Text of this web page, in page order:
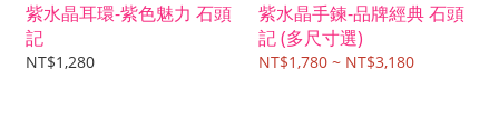
紫水晶耳環-紫色魅力 石頭
記
NT$1,280
紫水晶手鍊-品牌經典 石頭
記 (多尺寸選)
NT$1,780 ~ NT$3,180